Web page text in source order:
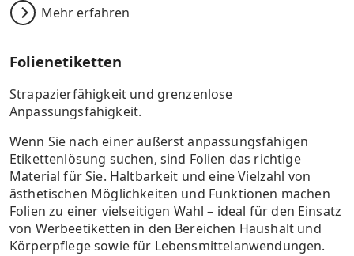
Mehr erfahren
Folienetiketten
Strapazierfähigkeit und grenzenlose
Anpassungsfähigkeit.
Wenn Sie nach einer äußerst anpassungsfähigen
Etikettenlösung suchen, sind Folien das richtige
Material für Sie. Haltbarkeit und eine Vielzahl von
ästhetischen Möglichkeiten und Funktionen machen
Folien zu einer vielseitigen Wahl – ideal für den Einsatz
von Werbeetiketten in den Bereichen Haushalt und
Körperpflege sowie für Lebensmittelanwendungen.